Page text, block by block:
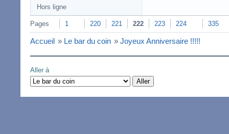
Hors ligne
Pages 1 220 221 222 223 224 335
Accueil » Le bar du coin » Joyeux Anniversaire !!!!!
Aller à